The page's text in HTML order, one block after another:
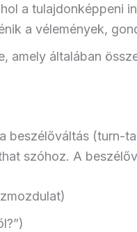
a tulajdonképpeni
a vélemények,
amely általában
beszélőváltás (turn-
szóhoz. A